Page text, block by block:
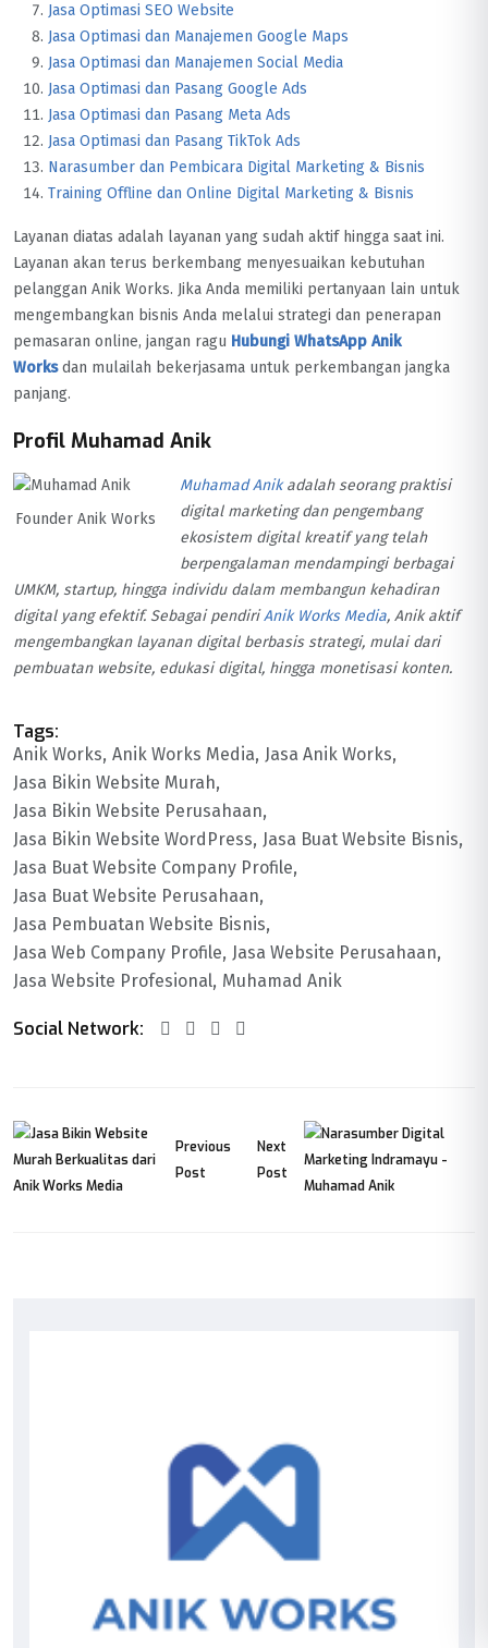
Jasa Optimasi SEO Website
Jasa Optimasi dan Manajemen Google Maps
Jasa Optimasi dan Manajemen Social Media
Jasa Optimasi dan Pasang Google Ads
Jasa Optimasi dan Pasang Meta Ads
Jasa Optimasi dan Pasang TikTok Ads
Narasumber dan Pembicara Digital Marketing & Bisnis
Training Offline dan Online Digital Marketing & Bisnis
Layanan diatas adalah layanan yang sudah aktif hingga saat ini.
Layanan akan terus berkembang menyesuaikan kebutuhan
pelanggan Anik Works. Jika Anda memiliki pertanyaan lain untuk
mengembangkan bisnis Anda melalui strategi dan penerapan
pemasaran online, jangan ragu Hubungi WhatsApp Anik
Worksdan mulailah bekerjasama untuk perkembangan jangka
panjang.
Profil Muhamad Anik
Founder Anik Works
Muhamad Anikadalah seorang praktisi
digital marketing dan pengembang
ekosistem digital kreatif yang telah
berpengalaman mendampingi berbagai
UMKM, startup, hingga individu dalam membangun kehadiran
digital yang efektif. Sebagai pendiriAnik Works Media, Anik aktif
mengembangkan layanan digital berbasis strategi, mulai dari
pembuatan website, edukasi digital, hingga monetisasi konten.
Tags:
Anik Works Anik Works Media Jasa Anik Works
Jasa Bikin Website Murah
Jasa Bikin Website Perusahaan
Jasa Bikin Website WordPress Jasa Buat Website Bisnis
Jasa Buat Website Company Profile
Jasa Buat Website Perusahaan
Jasa Pembuatan Website Bisnis
Jasa Web Company Profile Jasa Website Perusahaan
Jasa Website Profesional Muhamad Anik
Social Network:
Previous
Post
Next
Post